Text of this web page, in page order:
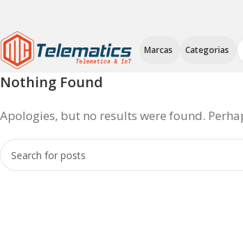
Marcas Categorias
Nothing Found
Apologies, but no results were found.